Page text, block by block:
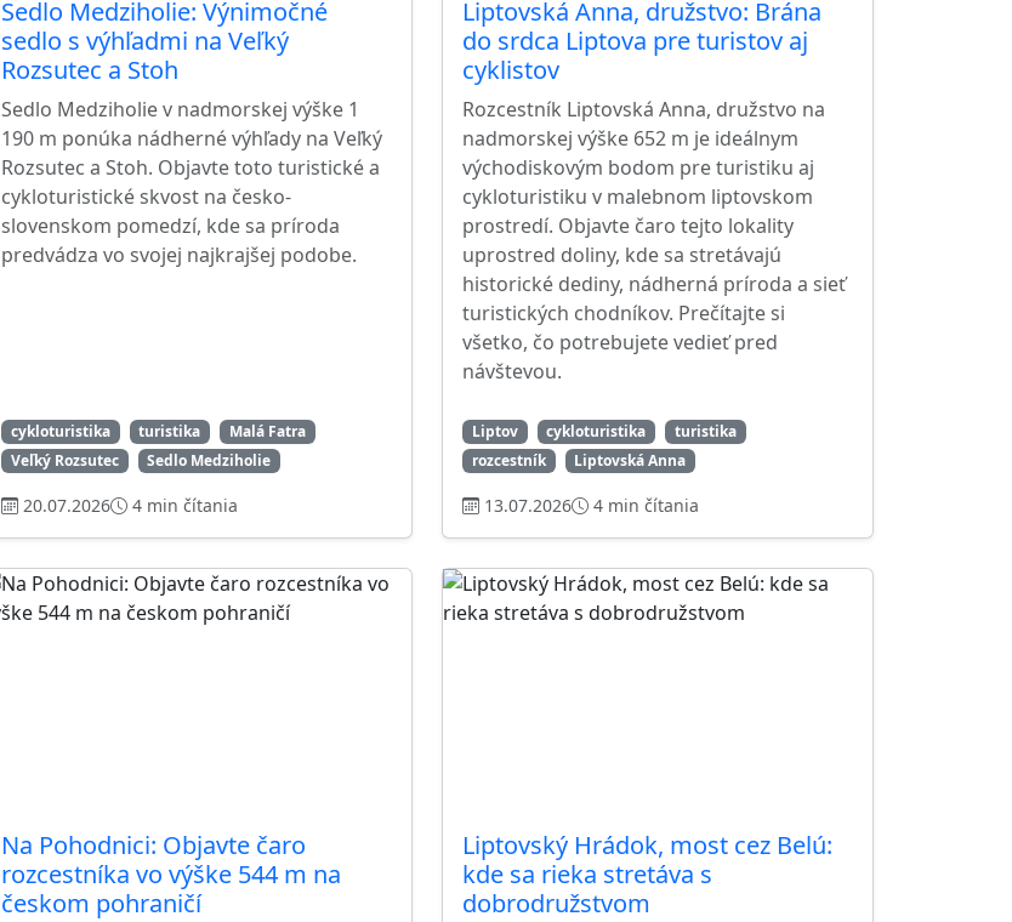
Sedlo Medziholie: Výnimočné
sedlo s výhľadmi na Veľký
Rozsutec a Stoh
Sedlo Medziholie v nadmorskej výške 1
190 m ponúka nádherné výhľady na Veľký
Rozsutec a Stoh. Objavte toto turistické a
cykloturistické skvost na česko-
slovenskom pomedzí, kde sa príroda
predvádza vo svojej najkrajšej podobe.
cykloturistika turistika
Malá Fatra
Veľký Rozsutec
Sedlo Medziholie
20.07.2026 4 min čítania
Liptovská Anna, družstvo: Brána
do srdca Liptova pre turistov aj
cyklistov
Rozcestník Liptovská Anna, družstvo na
nadmorskej výške 652 m je ideálnym
východiskovým bodom pre turistiku aj
cykloturistiku v malebnom liptovskom
prostredí. Objavte čaro tejto lokality
uprostred doliny, kde sa stretávajú
historické dediny, nádherná príroda a sieť
turistických chodníkov. Prečítajte si
všetko, čo potrebujete vedieť pred
návštevou.
Liptov cykloturistika
turistika
rozcestník
Liptovská Anna
13.07.2026 4 min čítania
Na Pohodnici: Objavte čaro
rozcestníka vo výške 544 m na
českom pohraničí
Liptovský Hrádok, most cez Belú:
kde sa rieka stretáva s
dobrodružstvom